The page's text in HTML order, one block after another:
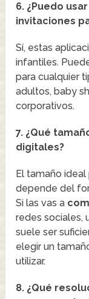
6. ¿Puedo
invitaciones
Sí, estas
infantiles.
para cualquier
adultos, baby
corporativos.
7. ¿Qué
digitales?
El tamaño
depende del
Si las vas a
redes sociales,
suele ser
elegir un
utilizar.
8. ¿Qué